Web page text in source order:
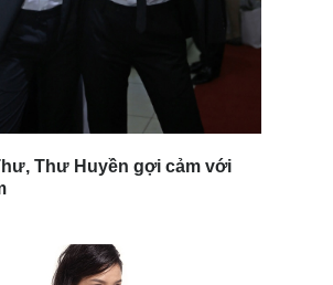
Thư Huyền gợi cảm với